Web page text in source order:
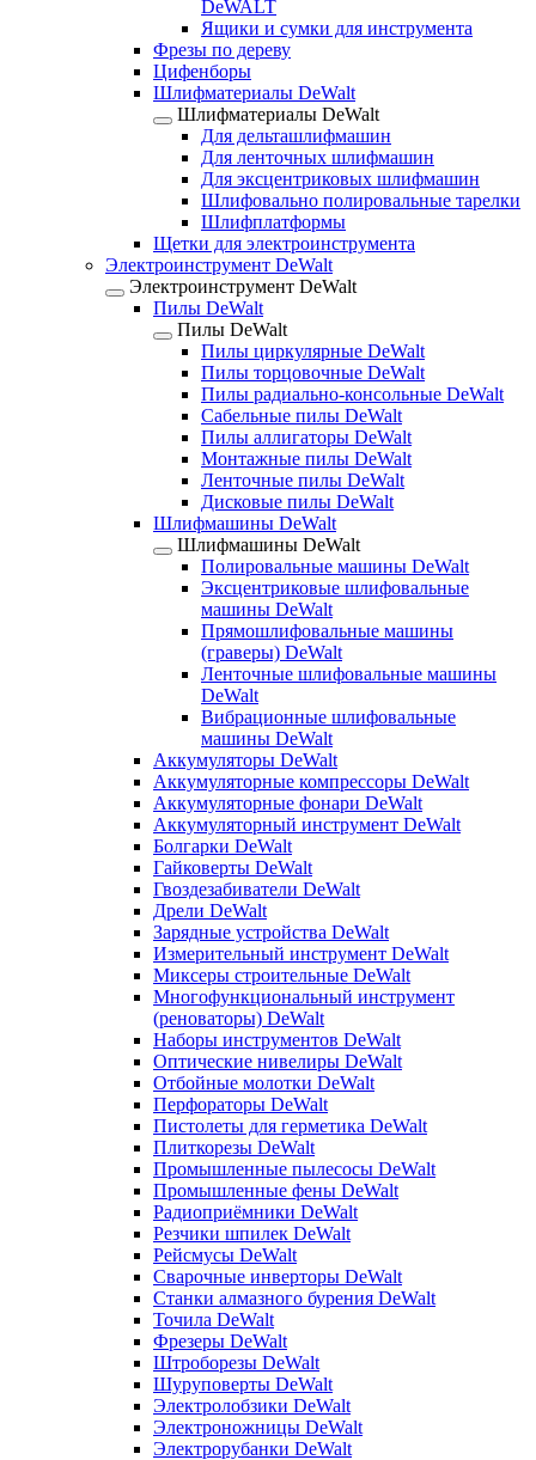
DeWALT
Ящики и сумки для инструмента
Фрезы по дереву
Цифенборы
Шлифматериалы DeWalt
Шлифматериалы DeWalt
Для дельташлифмашин
Для ленточных шлифмашин
Для эксцентриковых шлифмашин
Шлифовально полировальные тарелки
Шлифплатформы
Щетки для электроинструмента
Электроинструмент DeWalt
Электроинструмент DeWalt
Пилы DeWalt
Пилы DeWalt
Пилы циркулярные DeWalt
Пилы торцовочные DeWalt
Пилы радиально-консольные DeWalt
Сабельные пилы DeWalt
Пилы аллигаторы DeWalt
Монтажные пилы DeWalt
Ленточные пилы DeWalt
Дисковые пилы DeWalt
Шлифмашины DeWalt
Шлифмашины DeWalt
Полировальные машины DeWalt
Эксцентриковые шлифовальные
машины DeWalt
Прямошлифовальные машины
(граверы) DeWalt
Ленточные шлифовальные машины
DeWalt
Вибрационные шлифовальные
машины DeWalt
Аккумуляторы DeWalt
Аккумуляторные компрессоры DeWalt
Аккумуляторные фонари DeWalt
Аккумуляторный инструмент DeWalt
Болгарки DeWalt
Гайковерты DeWalt
Гвоздезабиватели DeWalt
Дрели DeWalt
Зарядные устройства DeWalt
Измерительный инструмент DeWalt
Миксеры строительные DeWalt
Многофункциональный инструмент
(реноваторы) DeWalt
Наборы инструментов DeWalt
Оптические нивелиры DeWalt
Отбойные молотки DeWalt
Перфораторы DeWalt
Пистолеты для герметика DeWalt
Плиткорезы DeWalt
Промышленные пылесосы DeWalt
Промышленные фены DeWalt
Радиоприёмники DeWalt
Резчики шпилек DeWalt
Рейсмусы DeWalt
Сварочные инверторы DeWalt
Станки алмазного бурения DeWalt
Точила DeWalt
Фрезеры DeWalt
Штроборезы DeWalt
Шуруповерты DeWalt
Электролобзики DeWalt
Электроножницы DeWalt
Электрорубанки DeWalt